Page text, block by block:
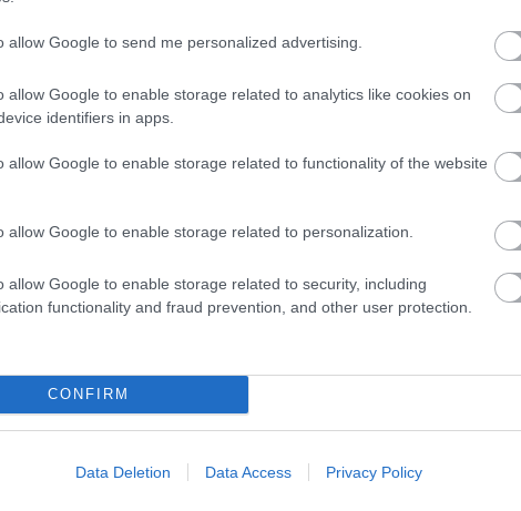
allow Google to send me personalized advertising.
allow Google to enable storage related to analytics like cookies on
identifiers in apps.
allow Google to enable storage related to functionality of the website
allow Google to enable storage related to personalization.
allow Google to enable storage related to security, including
functionality and fraud prevention, and other user protection.
CONFIRM
Data Deletion Data Access Privacy Policy